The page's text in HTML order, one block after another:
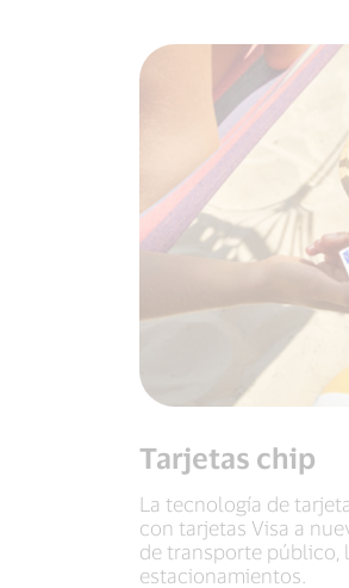
Tarjetas chip
La tecnología de
con tarjetas Visa a
de transporte público,
estacionamientos.